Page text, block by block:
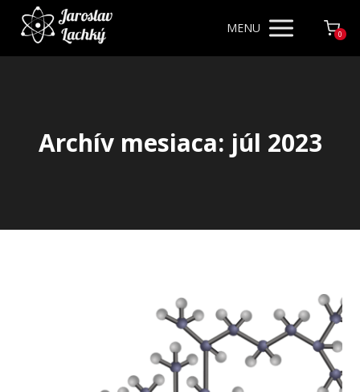
MENU 0
Archív mesiaca: júl 2023